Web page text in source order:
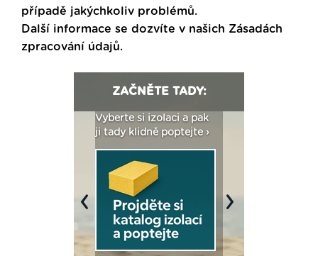
případě jakýchkoliv problémů.
Další informace se dozvíte v našich Zásadách
zpracování údajů.
ZAČNĚTE TADY:
Vyberte si izolaci a pak
ji tady klidně poptejte ›
Previous Next